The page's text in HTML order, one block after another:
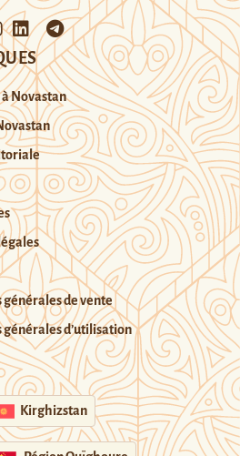
à Novastan
générales de vente
générales d’utilisation
Kirghizstan